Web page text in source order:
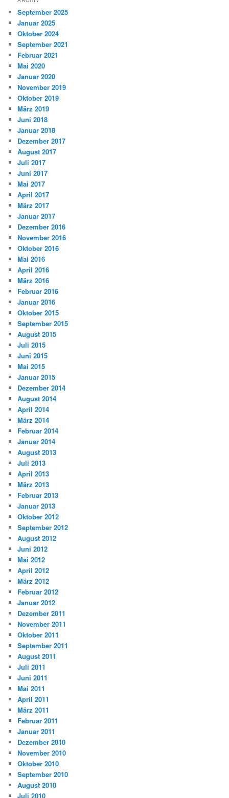
September 2025
Januar 2025
Oktober 2024
September 2021
Februar 2021
Mai 2020
Januar 2020
November 2019
Oktober 2019
März 2019
Juni 2018
Januar 2018
Dezember 2017
August 2017
Juli 2017
Juni 2017
Mai 2017
April 2017
März 2017
Januar 2017
Dezember 2016
November 2016
Oktober 2016
Mai 2016
April 2016
März 2016
Februar 2016
Januar 2016
Oktober 2015
September 2015
August 2015
Juli 2015
Juni 2015
Mai 2015
Januar 2015
Dezember 2014
August 2014
April 2014
März 2014
Februar 2014
Januar 2014
August 2013
Juli 2013
April 2013
März 2013
Februar 2013
Januar 2013
Oktober 2012
September 2012
August 2012
Juni 2012
Mai 2012
April 2012
März 2012
Februar 2012
Januar 2012
Dezember 2011
November 2011
Oktober 2011
September 2011
August 2011
Juli 2011
Juni 2011
Mai 2011
April 2011
März 2011
Februar 2011
Januar 2011
Dezember 2010
November 2010
Oktober 2010
September 2010
August 2010
Juli 2010